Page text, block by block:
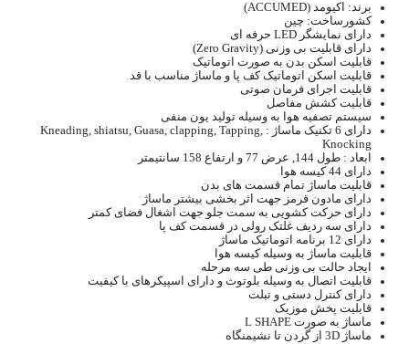
برند: اکیومد (ACCUMED)
کشورساخت: چین
دارای نمایشگر LED حرفه ای
دارای قابلیت بی وزنی (Zero Gravity)
قابلیت اسکن بدن به صورت اتوماتیک
قابلیت اسکن اتوماتیک کف پا و ماساژ مناسب با قد
قابلیت اجرای فرمان صوتی
قابلیت کشش مفاصل
سیستم تصفیه هوا به وسیله تولید یون منفی
دارای 6 تکنیک ماساژ : Kneading, shiatsu, Guasa, clapping, Tapping,
Knocking
ابعاد : طول 144, عرض 77 و ارتفاع 158 سانتیمتر
دارای 44 کیسه هوا
قابلیت ماساژ تمام قسمت های بدن
دارای مادون قرمز جهت اثر بخشی بیشتر ماساژ
دارای حرکت کشویی به سمت جلو جهت اشغال فضای کمتر
دارای سه ردیف غلتک رولی در قسمت کف پا
دارای 12 برنامه اتوماتیک ماساژ
قابلیت ماساژ به وسیله کیسه هوا
ایجاد حالت بی وزنی طی سه مرحله
قابلیت اتصال به وسیله بلوتوث و دارای اسپیکرهای با کیفیت
دارای کنترل دستی و تبلت
قابلیت پخش موزیک
ماساژ به صورت L SHAPE
ماساژ 3D از گردن تا نشیمنگاه